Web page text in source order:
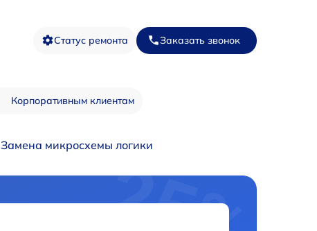
Статус ремонта Заказать звонок
Корпоративным клиентам
Замена микросхемы логики